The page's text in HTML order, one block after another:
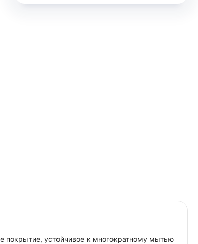
покрытие, устойчивое к многократному мытью